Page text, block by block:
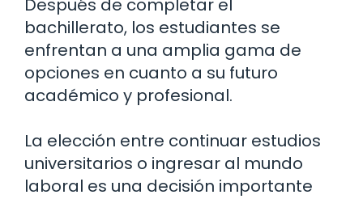
Después de completar el
bachillerato, los estudiantes se
enfrentan a una amplia gama de
opciones en cuanto a su futuro
académico y profesional.
La elección entre continuar estudios
universitarios o ingresar al mundo
laboral es una decisión importante